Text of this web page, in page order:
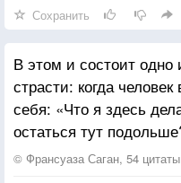
Там душа оживлена!
Полечу туда напрасно!
Нет путей к сим
Предо мной поток
Грозно мчится по
Сохранить
В этом и состоит одно
страсти: когда
себя: «Что я здесь
остаться тут
© Франсуаза Саган, 54 цитаты